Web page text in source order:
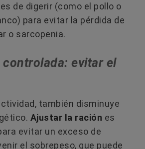
de digerir (como el pollo o
para evitar la pérdida de
o sarcopenia.
controlada: evitar el
también disminuye
Ajustar la ración es
evitar un exceso de
el sobrepeso, que puede